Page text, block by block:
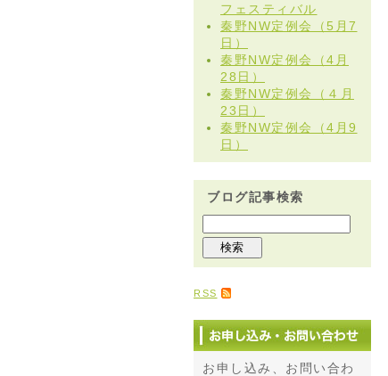
フェスティバル
秦野NW定例会（5月7
日）
秦野NW定例会（4月
28日）
秦野NW定例会（４月
23日）
秦野NW定例会（4月9
日）
ブログ記事検索
RSS
お申し込み、お問い合わ